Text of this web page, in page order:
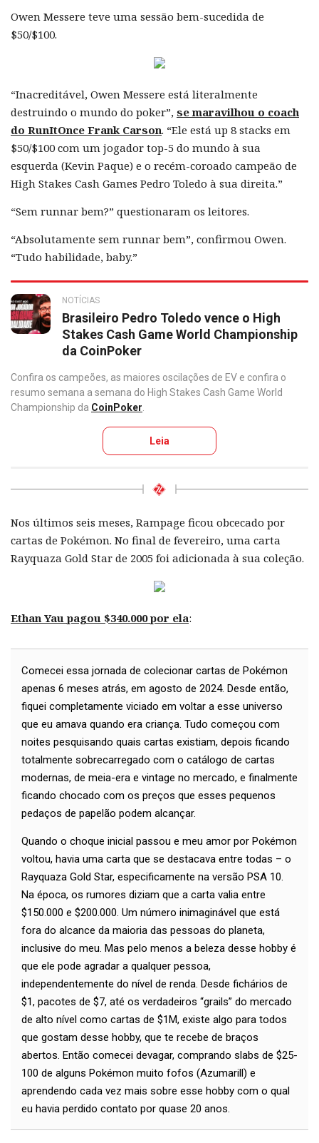
Owen Messere teve uma sessão bem-sucedida de
$50/$100.
“Inacreditável, Owen Messere está literalmente
destruindo o mundo do poker”, se maravilhou o coach
do RunItOnce Frank Carson. “Ele está up 8 stacks em
$50/$100 com um jogador top-5 do mundo à sua
esquerda (Kevin Paque) e o recém-coroado campeão de
High Stakes Cash Games Pedro Toledo à sua direita.”
“Sem runnar bem?” questionaram os leitores.
“Absolutamente sem runnar bem”, confirmou Owen.
“Tudo habilidade, baby.”
NOTÍCIAS
Brasileiro Pedro Toledo vence o High
Stakes Cash Game World Championship
da CoinPoker
Confira os campeões, as maiores oscilações de EV e confira o
resumo semana a semana do High Stakes Cash Game World
Championship da CoinPoker
Leia
Nos últimos seis meses, Rampage ficou obcecado por
cartas de Pokémon. No final de fevereiro, uma carta
Rayquaza Gold Star de 2005 foi adicionada à sua coleção.
Ethan Yau pagou $340.000 por ela:
Comecei essa jornada de colecionar cartas de Pokémon
apenas 6 meses atrás, em agosto de 2024. Desde então,
fiquei completamente viciado em voltar a esse universo
que eu amava quando era criança. Tudo começou com
noites pesquisando quais cartas existiam, depois ficando
totalmente sobrecarregado com o catálogo de cartas
modernas, de meia-era e vintage no mercado, e finalmente
ficando chocado com os preços que esses pequenos
pedaços de papelão podem alcançar.
Quando o choque inicial passou e meu amor por Pokémon
voltou, havia uma carta que se destacava entre todas – o
Rayquaza Gold Star, especificamente na versão PSA 10.
Na época, os rumores diziam que a carta valia entre
$150.000 e $200.000. Um número inimaginável que está
fora do alcance da maioria das pessoas do planeta,
inclusive do meu. Mas pelo menos a beleza desse hobby é
que ele pode agradar a qualquer pessoa,
independentemente do nível de renda. Desde fichários de
$1, pacotes de $7, até os verdadeiros “grails” do mercado
de alto nível como cartas de $1M, existe algo para todos
que gostam desse hobby, que te recebe de braços
abertos. Então comecei devagar, comprando slabs de $25-
100 de alguns Pokémon muito fofos (Azumarill) e
aprendendo cada vez mais sobre esse hobby com o qual
eu havia perdido contato por quase 20 anos.